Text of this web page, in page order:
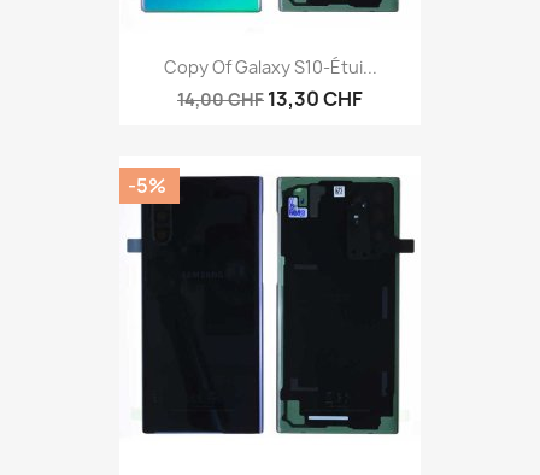
Copy Of Galaxy S10-Étui...
14,00 CHF 13,30 CHF
-5%